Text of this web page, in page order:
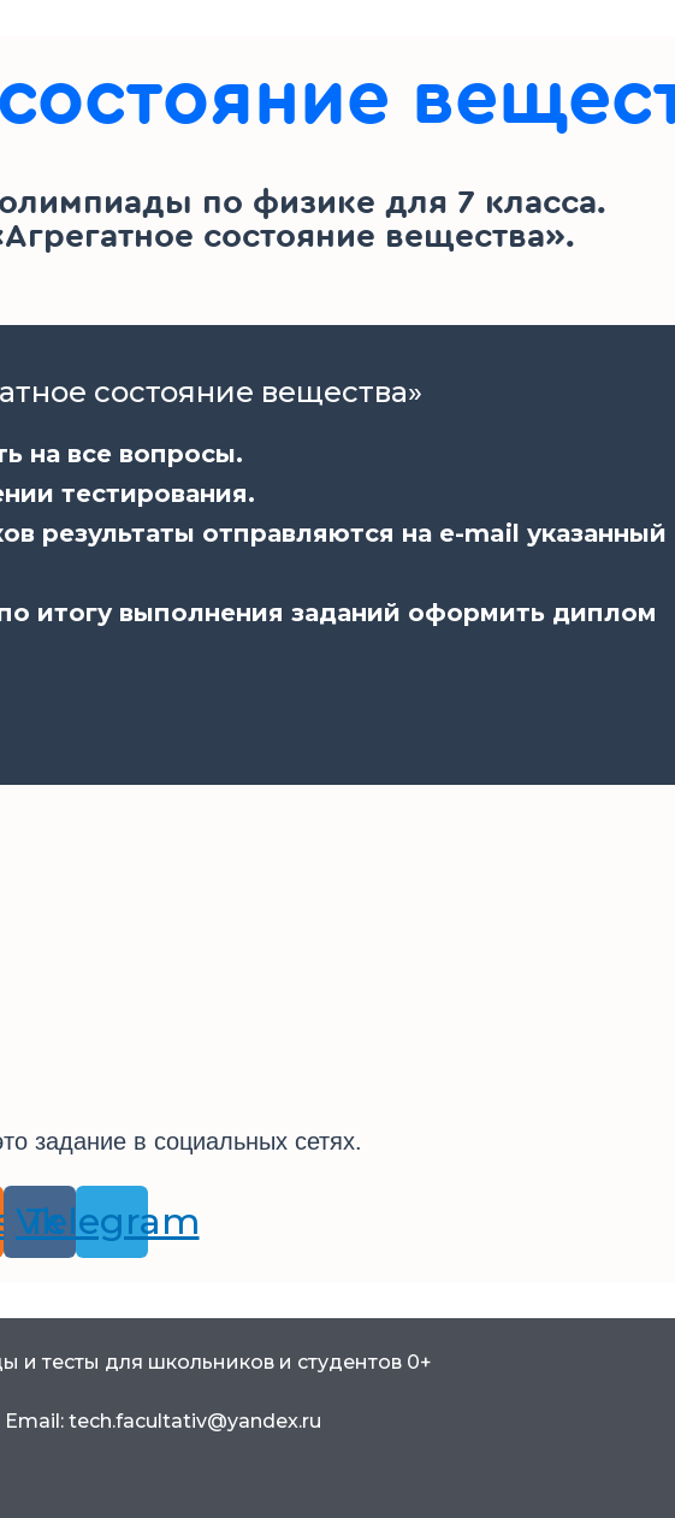
по физике для 7 класса.
состояние вещества».
состояние вещества»
на все вопросы.
тестирования.
результаты отправляются на e-mail указанный
итогу выполнения заданий оформить диплом
задание в социальных сетях.
Vk
Telegram
и тесты для школьников и студентов 0+
Email: tech.facultativ@yandex.ru